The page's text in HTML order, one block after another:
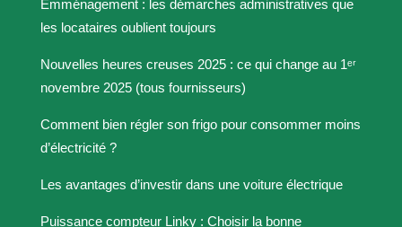
Emménagement : les démarches administratives que
les locataires oublient toujours
Nouvelles heures creuses 2025 : ce qui change au 1ᵉʳ
novembre 2025 (tous fournisseurs)
Comment bien régler son frigo pour consommer moins
d’électricité ?
Les avantages d’investir dans une voiture électrique
Puissance compteur Linky : Choisir la bonne